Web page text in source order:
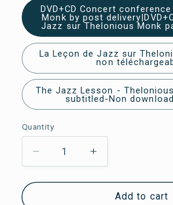
DVD+CD Concert
Monk by post
Jazz sur Thelonious Monk
La Leçon de Jazz sur
non
The Jazz Lesson -
subtitled-Non
Quantity
Réduire
la
quantité
Augmenter
la
quantité
Add to cart